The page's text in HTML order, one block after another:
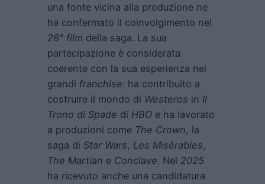
una fonte vicina alla produzione ne
ha confermato il coinvolgimento nel
26° film della saga. La sua
partecipazione è considerata
coerente con la sua esperienza nei
grandi franchise: ha contribuito a
costruire il mondo di Westeros in Il
Trono di Spade di HBO e ha lavorato
a produzioni come The Crown, la
saga di Star Wars, Les Misérables,
The Martian e Conclave. Nel 2025
ha ricevuto anche una candidatura